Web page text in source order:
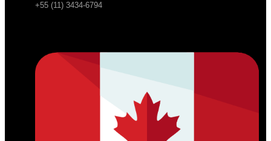
+55 (11) 3434-6794